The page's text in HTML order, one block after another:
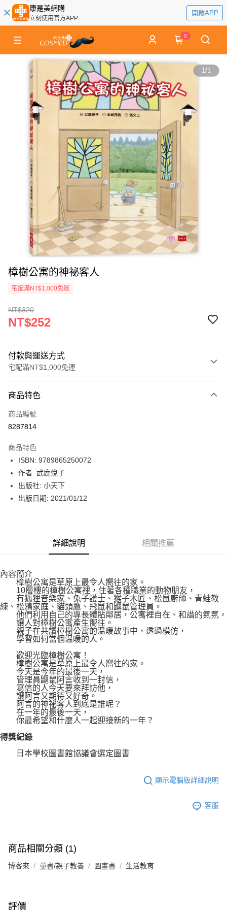
康是美網購
立刻使用官方APP
開啟APP
0
1/1
樟樹公寓的神祕客人
宅配滿NT$1,000免運
NT$320
NT$252
付款與運送方式
宅配滿NT$1,000免運
icash Pay
信用卡一次付款
LINE Pay
Apple Pay
街口支付
博客來商品配送方式
每筆NT$80，滿NT$1,000(含以上)免運費
商品特色
商品編號
8287814
商品特色
ISBN: 9789865250072
作者: 武鹿悅子
出版社: 小天下
出版日期: 2021/01/12
詳細說明 相關推薦
內容簡介
樟樹公寓是草原上最令人嚮往的家。
10層樓的樟樹公寓裡，住著各種職業的動物朋友，
有狐狸音樂家、兔子護士、猴子木匠、松鼠廚師、青蛙教
練、松鴉家庭、貓頭鷹、飛鼠和鼴鼠管理員。
他們利用自己的專長體貼鄰居，公寓裡自在、和諧的氣氛，
讓人對樟樹公寓產生嚮往。
親子在共讀樟樹公寓的温暖故事中，透過模仿，
學習如何當個温暖的人。
歡迎光臨樟樹公寓！
樟樹公寓是草原上最令人嚮往的家。
今天是今年的最後一天，
管理員鼴鼠阿言收到一封信，
寫信的人今天要來拜訪他，
讓阿言又期待又好奇。
阿言的神祕客人到底是誰呢？
在一年的最後一天，
你最希望和什麼人一起迎接新的一年？
得獎紀錄
日本學校圖書館協議會選定圖書
顯示電腦版詳細說明
客服
商品相關分類 (1)
博客來 童書/親子教養 圖畫書 生活教育
評價